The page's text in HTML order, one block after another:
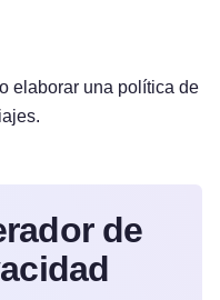
elaborar una política de
de